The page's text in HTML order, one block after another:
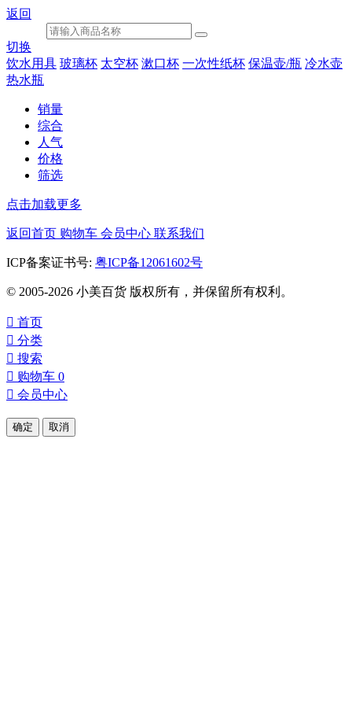
返回
切换
饮水用具 玻璃杯 太空杯 漱口杯 一次性纸杯 保温壶/瓶 冷水壶
热水瓶
销量
综合
人气
价格
筛选
点击加载更多
返回首页 购物车 会员中心 联系我们
ICP备案证书号: 粤ICP备12061602号
© 2005-2026 小美百货 版权所有，并保留所有权利。
 首页
 分类
 搜索
 购物车 0
 会员中心
确定 取消